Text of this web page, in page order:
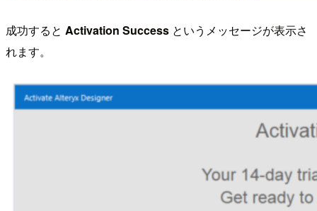
成功すると Activation Success というメッセージが表示さ
れます。